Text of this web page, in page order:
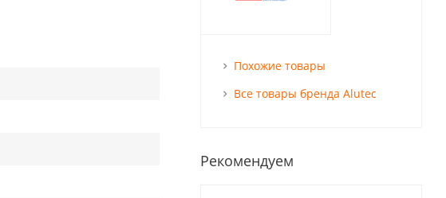
Похожие товары
Все товары бренда Alutec
Рекомендуем